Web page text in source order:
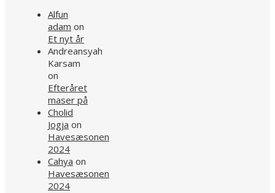
Alfun
adam on
Et nyt år
Andreansyah
Karsam
on
Efteråret
maser på
Cholid
Jogja on
Havesæsonen
2024
Cahya on
Havesæsonen
2024